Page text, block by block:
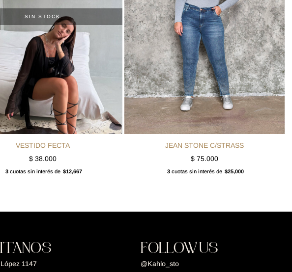
SIN STOCK
VESTIDO FECTA
$38.000
3 cuotas sin interés de $12,667
JEAN STONE C/STRASS
$75.000
3 cuotas sin interés de $25,000
1147
FOLLOW US
@Kahlo_sto